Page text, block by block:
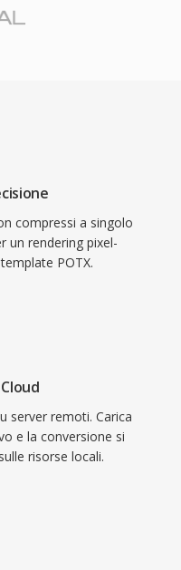
compressi a singolo
rendering pixel-
POTX.
server remoti. Carica
e la conversione si
risorse locali.